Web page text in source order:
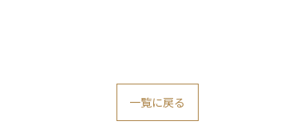
一覧に戻る